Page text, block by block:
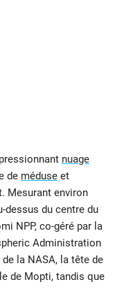
nuage
de méduse et
Mesurant environ
dessus du centre du
NPP, co-géré par la
Administration
de la NASA, la tête de
de Mopti, tandis que